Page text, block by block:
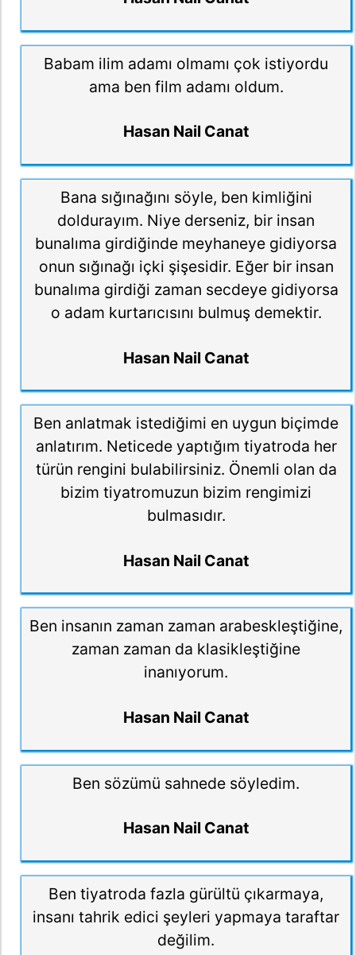
Babam ilim adamı olmamı çok istiyordu
ama ben film adamı oldum.
Hasan Nail Canat
Bana sığınağını söyle, ben kimliğini
doldurayım. Niye derseniz, bir insan
bunalıma girdiğinde meyhaneye gidiyorsa
onun sığınağı içki şişesidir. Eğer bir insan
bunalıma girdiği zaman secdeye gidiyorsa
o adam kurtarıcısını bulmuş demektir.
Hasan Nail Canat
Ben anlatmak istediğimi en uygun biçimde
anlatırım. Neticede yaptığım tiyatroda her
türün rengini bulabilirsiniz. Önemli olan da
bizim tiyatromuzun bizim rengimizi
bulmasıdır.
Hasan Nail Canat
Ben insanın zaman zaman arabeskleştiğine,
zaman zaman da klasikleştiğine
inanıyorum.
Hasan Nail Canat
Ben sözümü sahnede söyledim.
Hasan Nail Canat
Ben tiyatroda fazla gürültü çıkarmaya,
insanı tahrik edici şeyleri yapmaya taraftar
değilim.